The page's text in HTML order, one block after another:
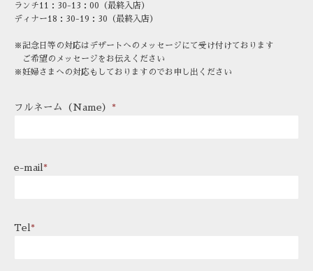
ランチ11：30-13：00（最終入店）
ディナー18：30-19：30（最終入店）
※記念日等の対応はデザートへのメッセージにて受け付けております
ご希望のメッセージをお伝えください
※妊婦さまへの対応もしておりますのでお申し出ください
フルネーム（Name） *
e-mail *
Tel *